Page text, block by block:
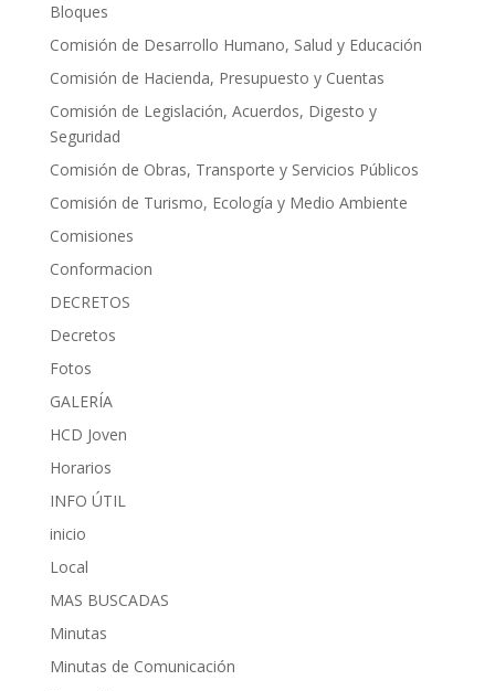
Bloques
Comisión de Desarrollo Humano, Salud y Educación
Comisión de Hacienda, Presupuesto y Cuentas
Comisión de Legislación, Acuerdos, Digesto y
Seguridad
Comisión de Obras, Transporte y Servicios Públicos
Comisión de Turismo, Ecología y Medio Ambiente
Comisiones
Conformacion
DECRETOS
Decretos
Fotos
GALERÍA
HCD Joven
Horarios
INFO ÚTIL
inicio
Local
MAS BUSCADAS
Minutas
Minutas de Comunicación